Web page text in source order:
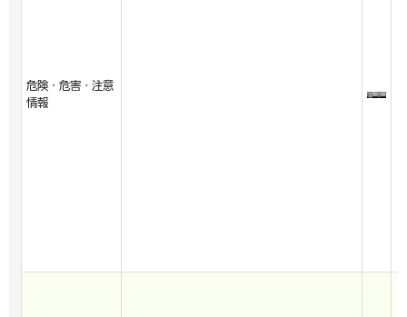
危険・危害・注意
情報